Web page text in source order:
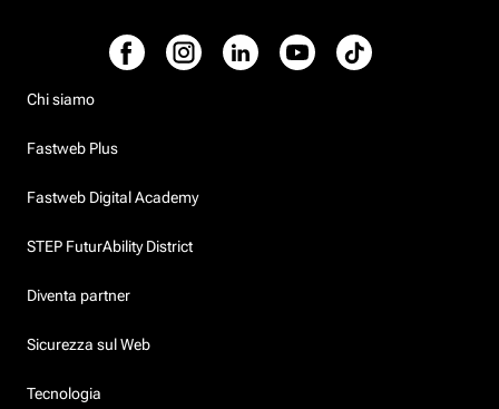
Chi siamo
Fastweb Plus
Fastweb Digital Academy
STEP FuturAbility District
Diventa partner
Sicurezza sul Web
Tecnologia